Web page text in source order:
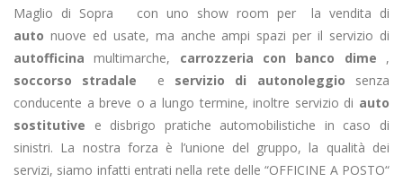
Maglio di Sopra
con uno show room per
la vendita di
auto nuove ed usate, ma anche ampi spazi per il servizio di
autofficinamultimarche, carrozzeria con banco dime ,
soccorso stradale
e servizio di autonoleggio senza
conducente a breve o a lungo termine, inoltre servizio di auto
sostitutive e disbrigo pratiche automobilistiche in caso di
sinistri. La nostra forza è l’unione del gruppo, la qualità dei
servizi, siamo infatti entrati nella rete delle “OFFICINE A POSTO“